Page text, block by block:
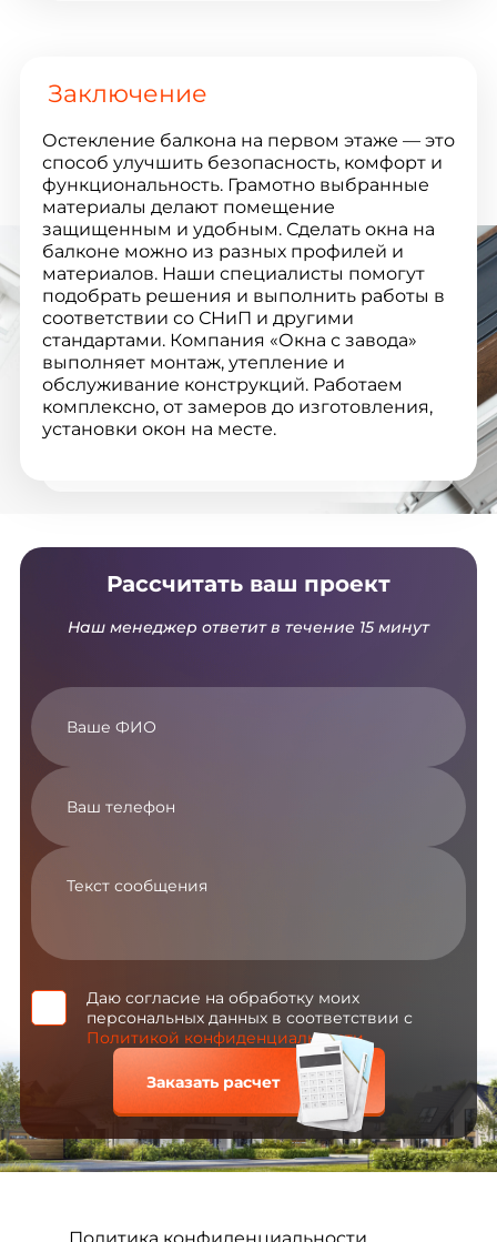
Заключение
Остекление балкона на первом этаже — это
способ улучшить безопасность, комфорт и
функциональность. Грамотно выбранные
материалы делают помещение
защищенным и удобным. Сделать окна на
балконе можно из разных профилей и
материалов. Наши специалисты помогут
подобрать решения и выполнить работы в
соответствии со СНиП и другими
стандартами. Компания «Окна с завода»
выполняет монтаж, утепление и
обслуживание конструкций. Работаем
комплексно, от замеров до изготовления,
установки окон на месте.
Рассчитать ваш проект
Наш менеджер ответит в течение 15 минут
Даю согласие на обработку моих
персональных данных в соответствии с
Политикой конфиденциальности
Заказать расчет
Политика конфиденциальности